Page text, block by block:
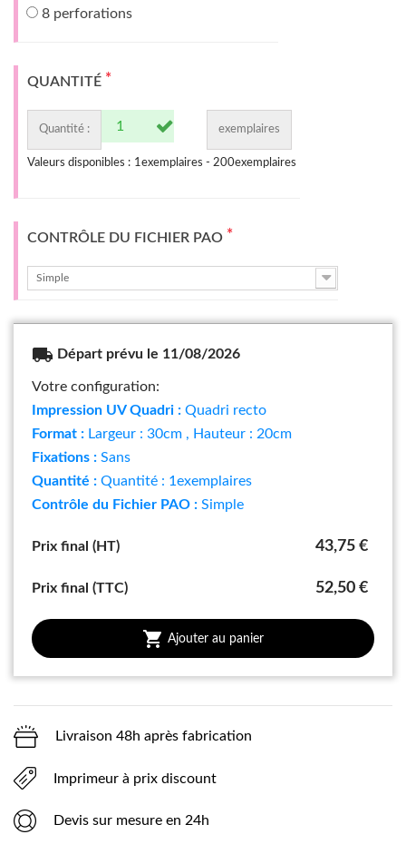
8 perforations
QUANTITÉ *
Quantité : exemplaires
Valeurs disponibles : 1exemplaires - 200exemplaires
CONTRÔLE DU FICHIER PAO *
Simple
local_shipping Départ prévu le 11/08/2026
Votre configuration:
Impression UV Quadri : Quadri recto
Format : Largeur : 30cm , Hauteur : 20cm
Fixations : Sans
Quantité : Quantité : 1exemplaires
Contrôle du Fichier PAO : Simple
Prix final (HT) 43,75 €
Prix final (TTC) 52,50 €
 Ajouter au panier
Livraison 48h après fabrication
Imprimeur à prix discount
Devis sur mesure en 24h